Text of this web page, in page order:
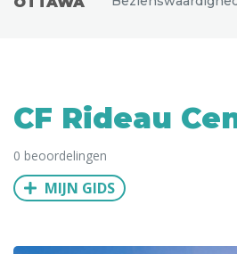
Europa
Noord-Amerika
Azië
CF Rideau
0 beoordelingen
MIJN GIDS